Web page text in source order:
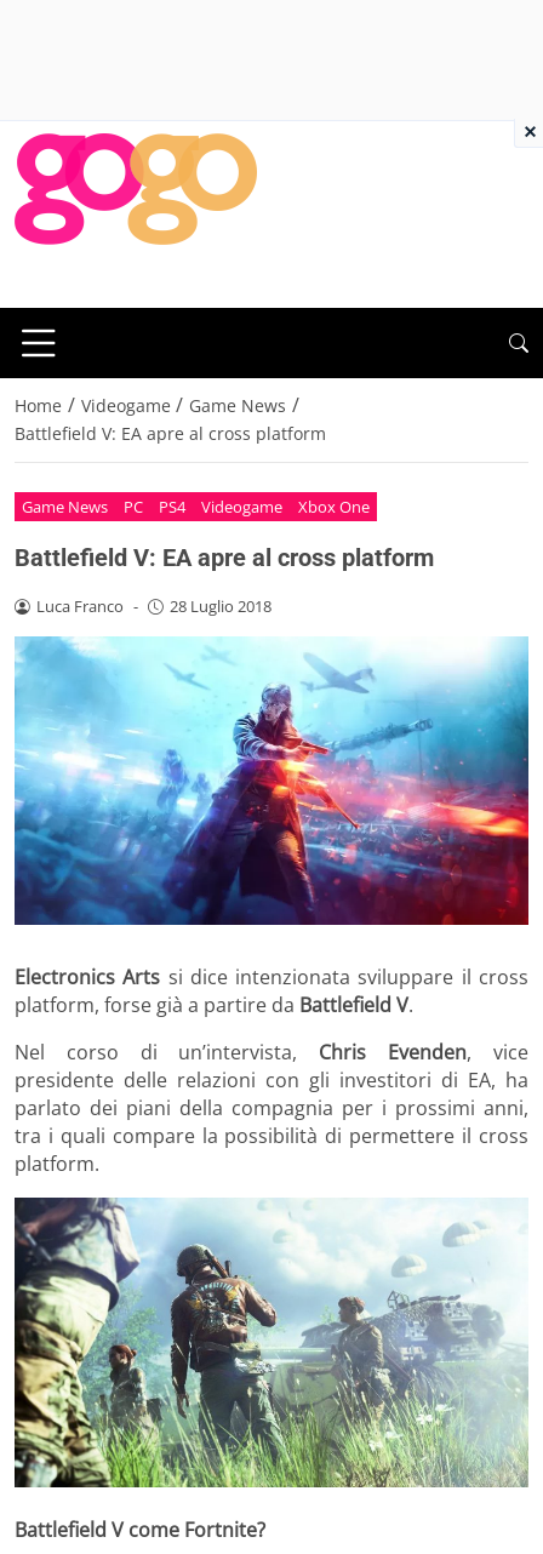
Home / Videogame / Game News /
Battlefield V: EA apre al cross platform
Game News PC PS4 Videogame Xbox One
Battlefield V: EA apre al cross platform
Luca Franco - 28 Luglio 2018
Electronics Arts si dice intenzionata sviluppare il cross
platform, forse già a partire da Battlefield V.
Nel corso di un’intervista, Chris Evenden, vice
presidente delle relazioni con gli investitori di EA, ha
parlato dei piani della compagnia per i prossimi anni,
tra i quali compare la possibilità di permettere il cross
platform.
Battlefield V come Fortnite?
×